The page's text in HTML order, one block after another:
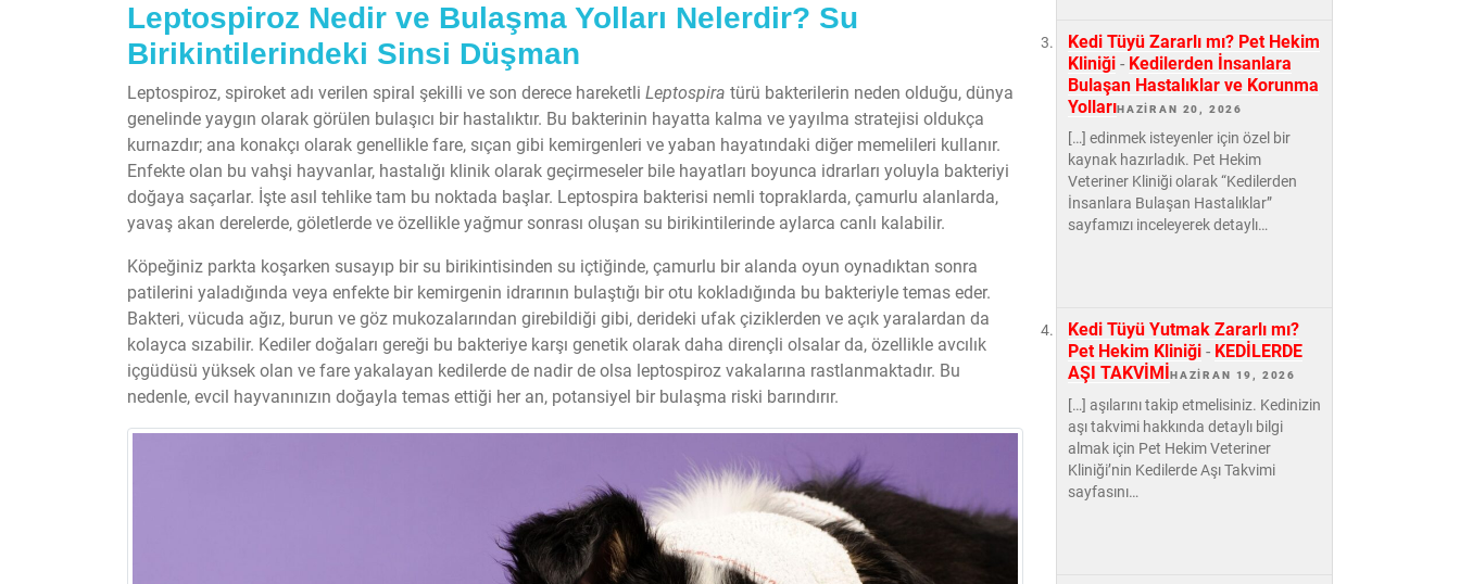
Leptospiroz Nedir ve Bulaşma Yolları Nelerdir? Su
Birikintilerindeki Sinsi Düşman
Leptospiroz, spiroket adı verilen spiral şekilli ve son derece hareketli Leptospira türü bakterilerin neden olduğu, dünya
genelinde yaygın olarak görülen bulaşıcı bir hastalıktır. Bu bakterinin hayatta kalma ve yayılma stratejisi oldukça
kurnazdır; ana konakçı olarak genellikle fare, sıçan gibi kemirgenleri ve yaban hayatındaki diğer memelileri kullanır.
Enfekte olan bu vahşi hayvanlar, hastalığı klinik olarak geçirmeseler bile hayatları boyunca idrarları yoluyla bakteriyi
doğaya saçarlar. İşte asıl tehlike tam bu noktada başlar. Leptospira bakterisi nemli topraklarda, çamurlu alanlarda,
yavaş akan derelerde, göletlerde ve özellikle yağmur sonrası oluşan su birikintilerinde aylarca canlı kalabilir.
Köpeğiniz parkta koşarken susayıp bir su birikintisinden su içtiğinde, çamurlu bir alanda oyun oynadıktan sonra
patilerini yaladığında veya enfekte bir kemirgenin idrarının bulaştığı bir otu kokladığında bu bakteriyle temas eder.
Bakteri, vücuda ağız, burun ve göz mukozalarından girebildiği gibi, derideki ufak çiziklerden ve açık yaralardan da
kolayca sızabilir. Kediler doğaları gereği bu bakteriye karşı genetik olarak daha dirençli olsalar da, özellikle avcılık
içgüdüsü yüksek olan ve fare yakalayan kedilerde de nadir de olsa leptospiroz vakalarına rastlanmaktadır. Bu
nedenle, evcil hayvanınızın doğayla temas ettiği her an, potansiyel bir bulaşma riski barındırır.
Kedi Tüyü Zararlı mı? Pet Hekim
Kliniği - Kedilerden İnsanlara
Bulaşan Hastalıklar ve Korunma
YollarıHAZIRAN 20, 2026
[…] edinmek isteyenler için özel bir
kaynak hazırladık. Pet Hekim
Veteriner Kliniği olarak “Kedilerden
İnsanlara Bulaşan Hastalıklar”
sayfamızı inceleyerek detaylı…
Kedi Tüyü Yutmak Zararlı mı?
Pet Hekim Kliniği - KEDİLERDE
AŞI TAKVİMİ
HAZIRAN 19, 2026
[…] aşılarını takip etmelisiniz. Kedinizin
aşı takvimi hakkında detaylı bilgi
almak için Pet Hekim Veteriner
Kliniği’nin Kedilerde Aşı Takvimi
sayfasını…